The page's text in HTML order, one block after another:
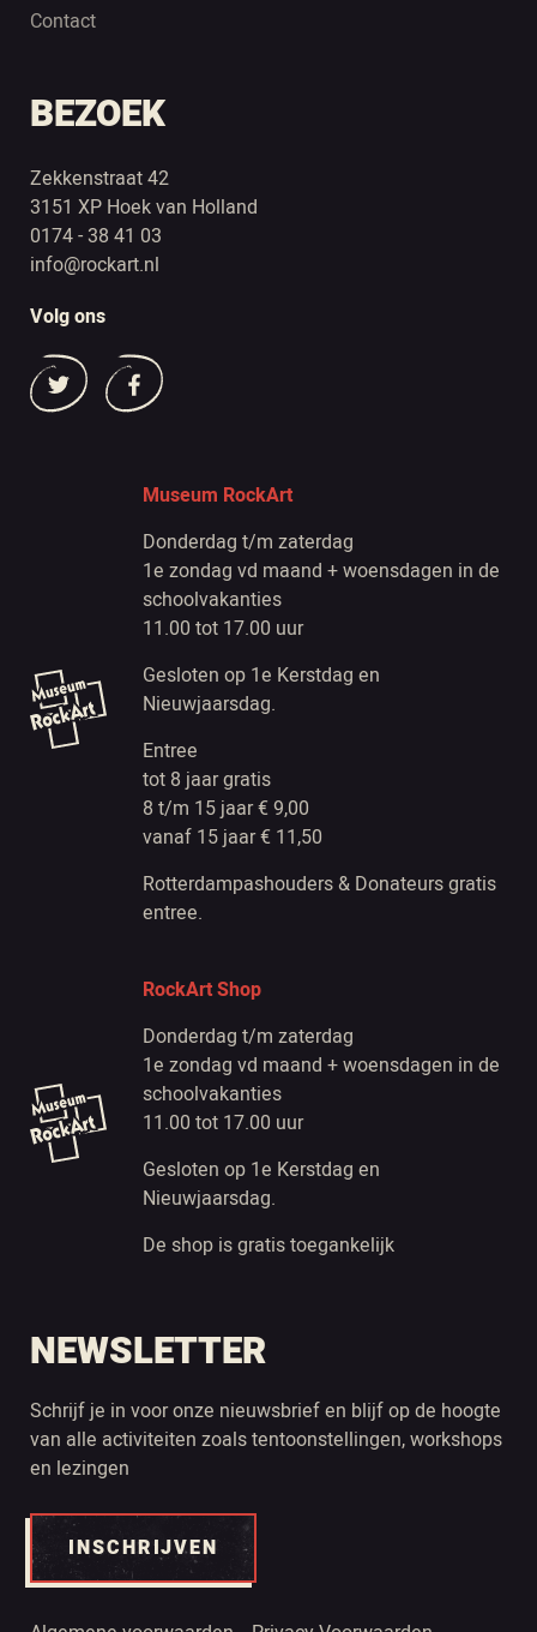
Contact
BEZOEK
Zekkenstraat 42
3151 XP Hoek van Holland
0174 - 38 41 03
info@rockart.nl
Volg ons
Museum RockArt
Donderdag t/m zaterdag
1e zondag vd maand + woensdagen in de
schoolvakanties
11.00 tot 17.00 uur
Gesloten op 1e Kerstdag en
Nieuwjaarsdag.
Entree
tot 8 jaar gratis
8 t/m 15 jaar € 9,00
vanaf 15 jaar € 11,50
Rotterdampashouders & Donateurs gratis
entree.
RockArt Shop
Donderdag t/m zaterdag
1e zondag vd maand + woensdagen in de
schoolvakanties
11.00 tot 17.00 uur
Gesloten op 1e Kerstdag en
Nieuwjaarsdag.
De shop is gratis toegankelijk
NEWSLETTER
Schrijf je in voor onze nieuwsbrief en blijf op de hoogte
van alle activiteiten zoals tentoonstellingen, workshops
en lezingen
INSCHRIJVEN